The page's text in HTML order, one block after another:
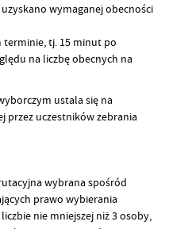
wymaganej obecności
terminie, tj. 15 minut po
na liczbę obecnych na
ustala się na
przez uczestników zebrania
wybrana spośród
prawo wybierania
liczbie nie mniejszej niż 3 osoby,